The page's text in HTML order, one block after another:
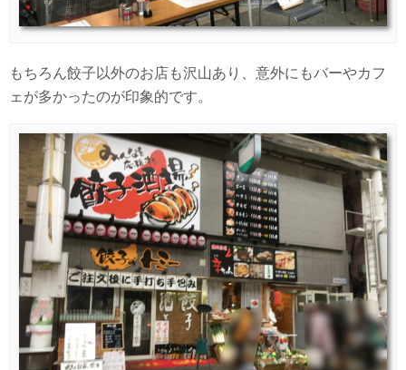
もちろん餃子以外のお店も沢山あり、意外にもバーやカフ
ェが多かったのが印象的です。